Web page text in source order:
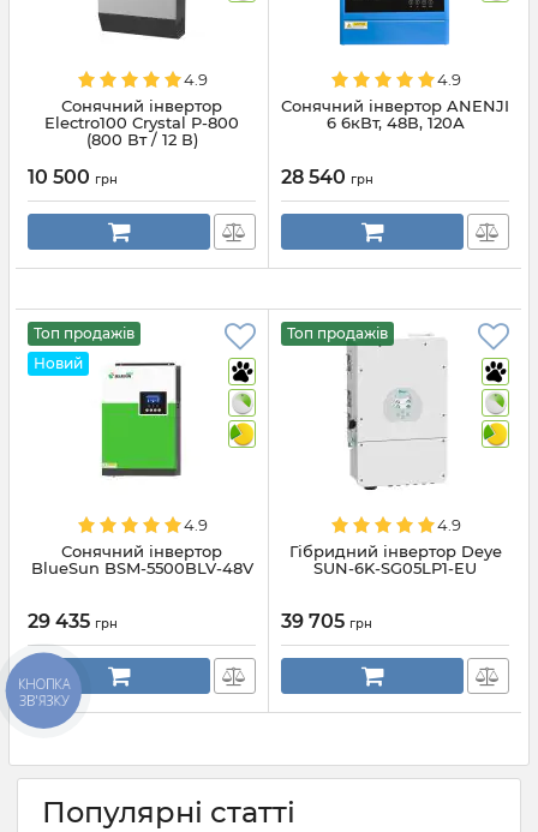
4.9
Сонячний інвертор
Electro100 Crystal P-800
(800 Вт / 12 В)
10 500 грн
4.9
Сонячний інвертор ANENJI
6 6кВт, 48В, 120А
28 540 грн
Топ продажів
Новий
4.9
Сонячний інвертор
BlueSun BSM-5500BLV-48V
29 435 грн
Топ продажів
4.9
Гібридний інвертор Deye
SUN-6K-SG05LP1-EU
39 705 грн
Популярні статті
КНОПКА
ЗВ'ЯЗКУ